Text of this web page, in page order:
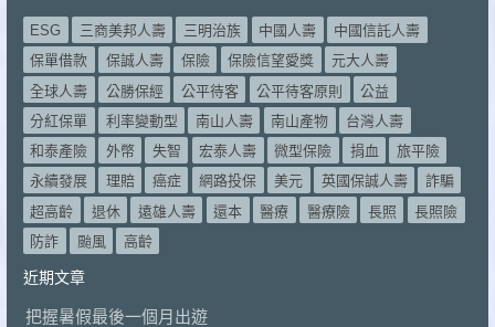
ESG 三商美邦人壽 三明治族 中國人壽
中國信託人壽
保單借款
保誠人壽 保險 保險信望愛獎
元大人壽
全球人壽
公勝保經 公平待客 公平待客原則
公益
分紅保單
利率變動型 南山人壽 南山產物
台灣人壽
和泰產險
外幣 失智 宏泰人壽 微型保險 捐血
旅平險
永續發展
理賠 癌症 網路投保 美元 英國保誠人壽
詐騙
超高齡
退休 遠雄人壽 還本 醫療 醫療險 長照
長照險
防詐
颱風 高齡
近期文章
把握暑假最後一個月出遊